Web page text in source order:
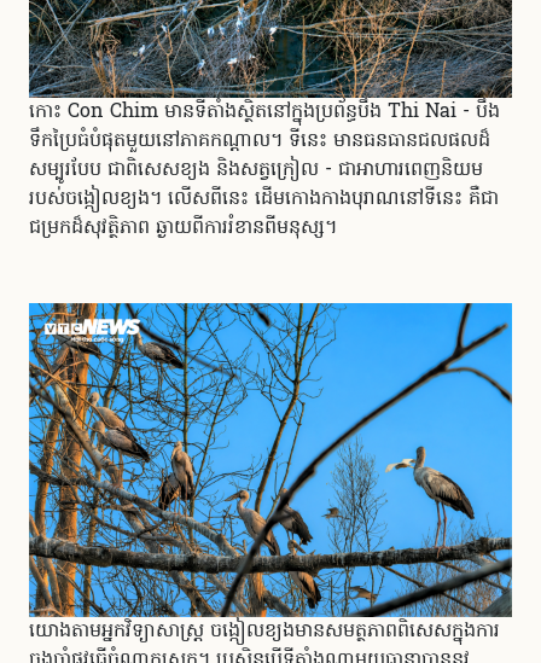
កោះ Con Chim មានទីតាំងស្ថិតនៅក្នុងប្រព័ន្ធបឹង Thi Nai - បឹង
ទឹកប្រៃធំបំផុតមួយនៅភាគកណ្តាល។ ទីនេះ មានធនធានជលផលដ៏
សម្បូរបែប ជាពិសេសខ្យង និងសត្វក្រៀល - ជាអាហារពេញនិយម
របស់ចង្កៀលខ្យង។ លើសពីនេះ ដើមកោងកាងបុរាណនៅទីនេះ គឺជា
ជម្រកដ៏សុវត្ថិភាព ឆ្ងាយពីការរំខានពីមនុស្ស។
យោងតាមអ្នកវិទ្យាសាស្ត្រ ចង្កៀលខ្យងមានសមត្ថភាពពិសេសក្នុងការ